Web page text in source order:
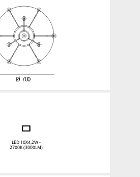
LED 10X4,2W -
2700K (3000LM)